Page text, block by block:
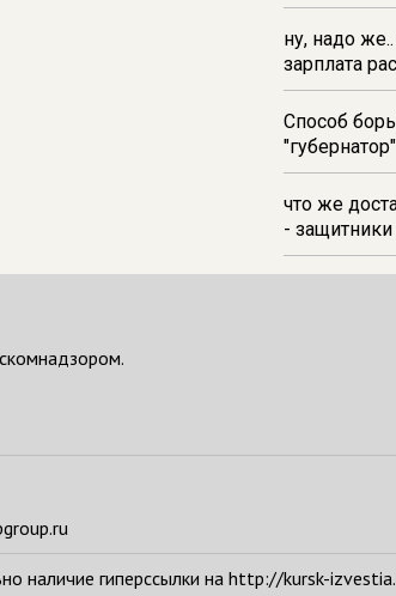
работникам
ну, надо
зарплата
Способ
что же
-
наличие гиперссылки на http://kursk-